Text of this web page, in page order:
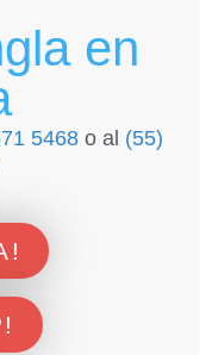
en
5468 o al (55)